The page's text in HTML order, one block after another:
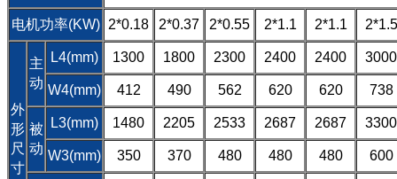
电机功率(KW) 2*0.18 2*0.37 2*0.55 2*1.1 2*1.1 2*1.5
外
形
尺
寸
主
动
L4(mm) 1300 1800 2300 2400 2400 3000
W4(mm) 412 490 562 620 620 738
被
动
L3(mm) 1480 2205 2533 2687 2687 3300
W3(mm) 350 370 480 480 480 600